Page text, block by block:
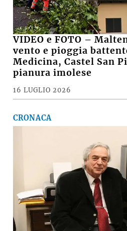
VIDEO e FOTO –
vento e pioggia
Medicina, Castel San
pianura imolese
16 LUGLIO 2026
CRONACA